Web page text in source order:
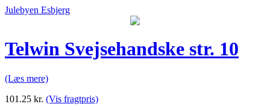
Julebyen Esbjerg
Telwin Svejsehandske str. 10
(Læs mere)
101.25 kr. (Vis fragtpris)